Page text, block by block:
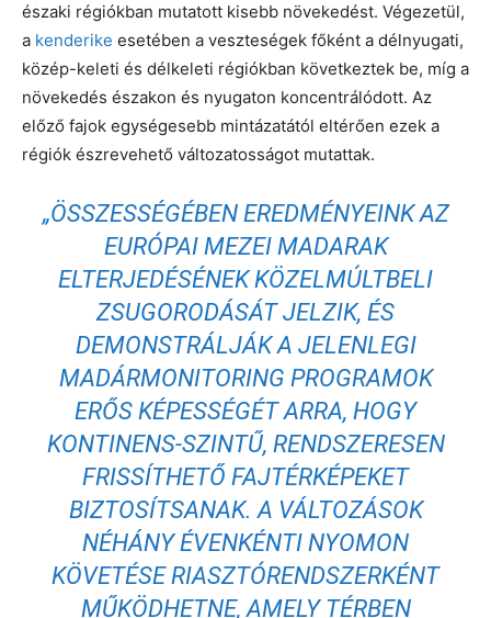
északi régiókban mutatott kisebb növekedést. Végezetül,
a kenderike esetében a veszteségek főként a délnyugati,
közép-keleti és délkeleti régiókban következtek be, míg a
növekedés északon és nyugaton koncentrálódott. Az
előző fajok egységesebb mintázatától eltérően ezek a
régiók észrevehető változatosságot mutattak.
„ÖSSZESSÉGÉBEN EREDMÉNYEINK AZ
EURÓPAI MEZEI MADARAK
ELTERJEDÉSÉNEK KÖZELMÚLTBELI
ZSUGORODÁSÁT JELZIK, ÉS
DEMONSTRÁLJÁK A JELENLEGI
MADÁRMONITORING PROGRAMOK
ERŐS KÉPESSÉGÉT ARRA, HOGY
KONTINENS-SZINTŰ, RENDSZERESEN
FRISSÍTHETŐ FAJTÉRKÉPEKET
BIZTOSÍTSANAK. A VÁLTOZÁSOK
NÉHÁNY ÉVENKÉNTI NYOMON
KÖVETÉSE RIASZTÓRENDSZERKÉNT
MŰKÖDHETNE, AMELY TÉRBEN